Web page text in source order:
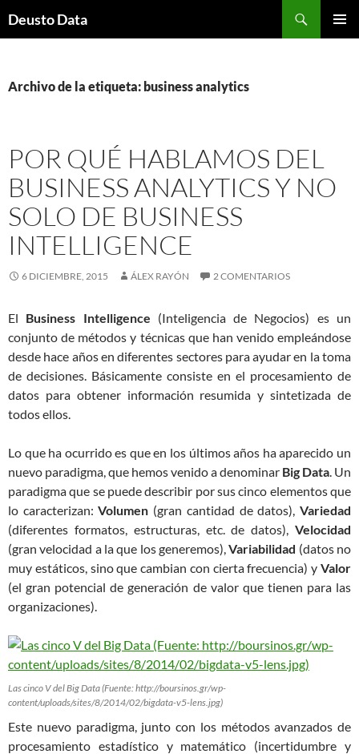
Deusto Data
Archivo de la etiqueta: business analytics
POR QUÉ HABLAMOS DEL
BUSINESS ANALYTICS Y NO
SOLO DE BUSINESS
INTELLIGENCE
6 DICIEMBRE, 2015 ÁLEX RAYÓN 2 COMENTARIOS
El Business Intelligence (Inteligencia de Negocios) es un
conjunto de métodos y técnicas que han venido empleándose
desde hace años en diferentes sectores para ayudar en la toma
de decisiones. Básicamente consiste en el procesamiento de
datos para obtener información resumida y sintetizada de
todos ellos.
Lo que ha ocurrido es que en los últimos años ha aparecido un
nuevo paradigma, que hemos venido a denominar Big Data. Un
paradigma que se puede describir por sus cinco elementos que
lo caracterizan:Volumen (gran cantidad de datos),Variedad
(diferentes formatos, estructuras, etc. de datos), Velocidad
(gran velocidad a la que los generemos),Variabilidad (datos no
muy estáticos, sino que cambian con cierta frecuencia) y Valor
(el gran potencial de generación de valor que tienen para las
organizaciones).
Las cinco V del Big Data (Fuente: http://boursinos.gr/wp-
content/uploads/sites/8/2014/02/bigdata-v5-lens.jpg)
Este nuevo paradigma, junto con los métodos avanzados de
procesamiento estadístico y matemático (incertidumbre y